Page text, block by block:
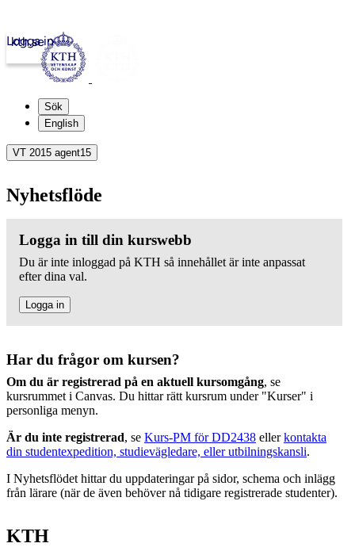
kth.se
Logga in
Sök
English
VT 2015 agent15
Nyhetsflöde
Logga in till din kurswebb
Du är inte inloggad på KTH så innehållet är inte anpassat
efter dina val.
Logga in
Har du frågor om kursen?
Om du är registrerad på en aktuell kursomgång, se
kursrummet i Canvas. Du hittar rätt kursrum under "Kurser" i
personliga menyn.
Är du inte registrerad, se Kurs-PM för DD2438 ellerkontakta
din studentexpedition, studievägledare, eller utbilningskansli.
I Nyhetsflödet hittar du uppdateringar på sidor, schema och inlägg
från lärare (när de även behöver nå tidigare registrerade studenter).
KTH